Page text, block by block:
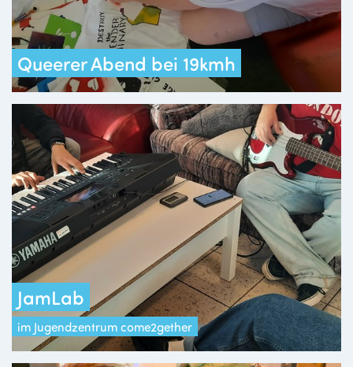
Queerer Abend bei 19kmh
JamLab
im Jugendzentrum come2gether